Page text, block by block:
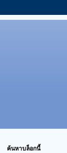
ค้นหาบล็อกนี้